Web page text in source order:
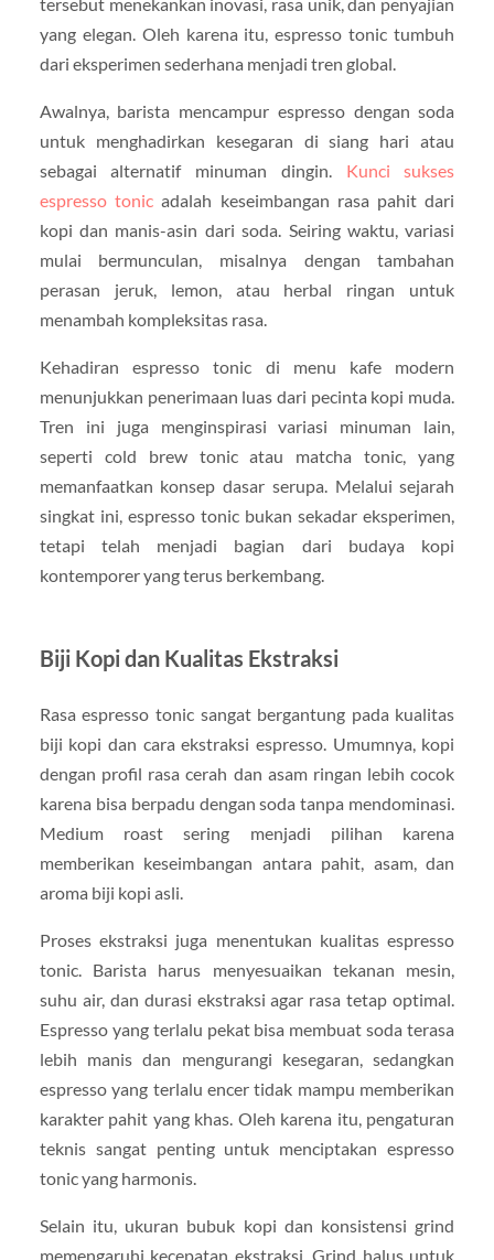
yang elegan. Oleh karena itu, espresso tonic tumbuh
dari eksperimen sederhana menjadi tren global.
Awalnya, barista mencampur espresso dengan soda
untuk menghadirkan kesegaran di siang hari atau
sebagai alternatif minuman dingin. Kunci sukses
espresso tonic adalah keseimbangan rasa pahit dari
kopi dan manis-asin dari soda. Seiring waktu, variasi
mulai bermunculan, misalnya dengan tambahan
perasan jeruk, lemon, atau herbal ringan untuk
menambah kompleksitas rasa.
Kehadiran espresso tonic di menu kafe modern
menunjukkan penerimaan luas dari pecinta kopi muda.
Tren ini juga menginspirasi variasi minuman lain,
seperti cold brew tonic atau matcha tonic, yang
memanfaatkan konsep dasar serupa. Melalui sejarah
singkat ini, espresso tonic bukan sekadar eksperimen,
tetapi telah menjadi bagian dari budaya kopi
kontemporer yang terus berkembang.
Biji Kopi dan Kualitas Ekstraksi
Rasa espresso tonic sangat bergantung pada kualitas
biji kopi dan cara ekstraksi espresso. Umumnya, kopi
dengan profil rasa cerah dan asam ringan lebih cocok
karena bisa berpadu dengan soda tanpa mendominasi.
Medium roast sering menjadi pilihan karena
memberikan keseimbangan antara pahit, asam, dan
aroma biji kopi asli.
Proses ekstraksi juga menentukan kualitas espresso
tonic. Barista harus menyesuaikan tekanan mesin,
suhu air, dan durasi ekstraksi agar rasa tetap optimal.
Espresso yang terlalu pekat bisa membuat soda terasa
lebih manis dan mengurangi kesegaran, sedangkan
espresso yang terlalu encer tidak mampu memberikan
karakter pahit yang khas. Oleh karena itu, pengaturan
teknis sangat penting untuk menciptakan espresso
tonic yang harmonis.
Selain itu, ukuran bubuk kopi dan konsistensi grind
memengaruhi kecepatan ekstraksi. Grind halus untuk